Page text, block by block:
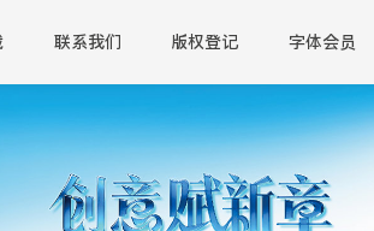
联系我们 版权登记 字体会员